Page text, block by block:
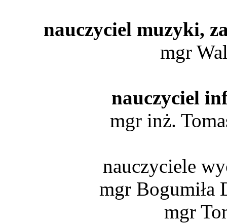
nauczyciel muzyki,
mgr
nauczyciel
mgr inż.
nauczyciele
mgr
mgr